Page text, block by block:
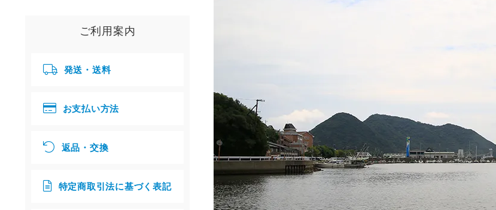
ご利用案内
発送・送料
お支払い方法
返品・交換
特定商取引法に基づく表記